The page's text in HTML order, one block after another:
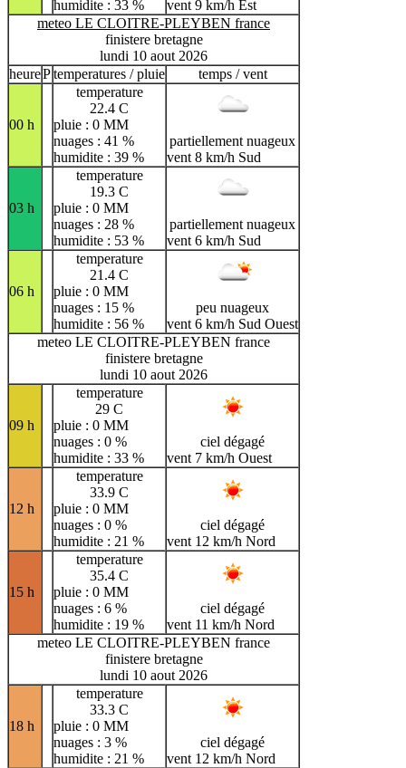
humidite : 33 %
vent 9 km/h Est
meteo LE CLOITRE-PLEYBEN france
finistere bretagne
lundi 10 aout 2026
heurePtemperatures / pluie temps / vent
00 h
temperature
22.4 C
pluie : 0 MM
nuages : 41 %
humidite : 39 %
partiellement nuageux
vent 8 km/h Sud
03 h
temperature
19.3 C
pluie : 0 MM
nuages : 28 %
humidite : 53 %
partiellement nuageux
vent 6 km/h Sud
06 h
temperature
21.4 C
pluie : 0 MM
nuages : 15 %
humidite : 56 %
peu nuageux
vent 6 km/h Sud Ouest
meteo LE CLOITRE-PLEYBEN france
finistere bretagne
lundi 10 aout 2026
09 h
temperature
29 C
pluie : 0 MM
nuages : 0 %
humidite : 33 %
ciel dégagé
vent 7 km/h Ouest
12 h
temperature
33.9 C
pluie : 0 MM
nuages : 0 %
humidite : 21 %
ciel dégagé
vent 12 km/h Nord
15 h
temperature
35.4 C
pluie : 0 MM
nuages : 6 %
humidite : 19 %
ciel dégagé
vent 11 km/h Nord
meteo LE CLOITRE-PLEYBEN france
finistere bretagne
lundi 10 aout 2026
18 h
temperature
33.3 C
pluie : 0 MM
nuages : 3 %
humidite : 21 %
ciel dégagé
vent 12 km/h Nord